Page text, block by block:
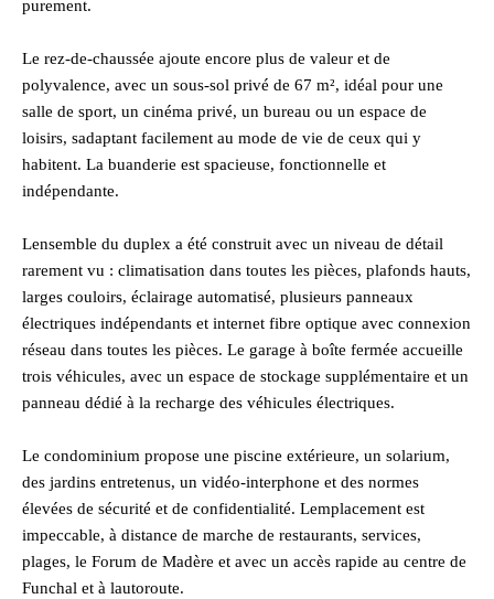
purement.
Le rez-de-chaussée ajoute encore plus de valeur et de
polyvalence, avec un sous-sol privé de 67 m², idéal pour une
salle de sport, un cinéma privé, un bureau ou un espace de
loisirs, sadaptant facilement au mode de vie de ceux qui y
habitent. La buanderie est spacieuse, fonctionnelle et
indépendante.
Lensemble du duplex a été construit avec un niveau de détail
rarement vu : climatisation dans toutes les pièces, plafonds hauts,
larges couloirs, éclairage automatisé, plusieurs panneaux
électriques indépendants et internet fibre optique avec connexion
réseau dans toutes les pièces. Le garage à boîte fermée accueille
trois véhicules, avec un espace de stockage supplémentaire et un
panneau dédié à la recharge des véhicules électriques.
Le condominium propose une piscine extérieure, un solarium,
des jardins entretenus, un vidéo-interphone et des normes
élevées de sécurité et de confidentialité. Lemplacement est
impeccable, à distance de marche de restaurants, services,
plages, le Forum de Madère et avec un accès rapide au centre de
Funchal et à lautoroute.